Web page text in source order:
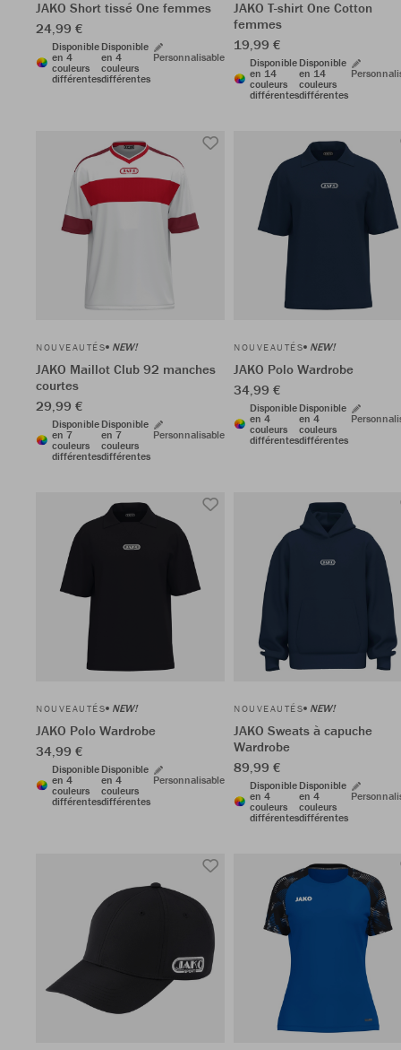
JAKO Short tissé One femmes
24,99 €
Disponible
en 4
couleurs
différentes
Disponible
en 4
couleurs
différentes
Personnalisable
JAKO T-shirt One Cotton
femmes
19,99 €
Disponible
en 14
couleurs
différentes
Disponible
en 14
couleurs
différentes
NOUVEAUTÉS NEW!
JAKO Maillot Club 92 manches
courtes
29,99 €
Disponible
en 7
couleurs
différentes
Disponible
en 7
couleurs
différentes
Personnalisable
NOUVEAUTÉS NEW!
JAKO Polo Wardrobe
34,99 €
Disponible
en 4
couleurs
différentes
Disponible
en 4
couleurs
différentes
NOUVEAUTÉS NEW!
JAKO Polo Wardrobe
34,99 €
Disponible
en 4
couleurs
différentes
Disponible
en 4
couleurs
différentes
Personnalisable
NOUVEAUTÉS NEW!
JAKO Sweats à capuche
Wardrobe
89,99 €
Disponible
en 4
couleurs
différentes
Disponible
en 4
couleurs
différentes